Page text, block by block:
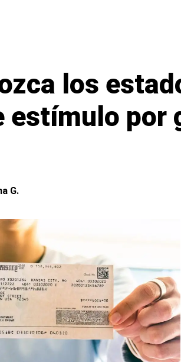
los
estímulo por
G.